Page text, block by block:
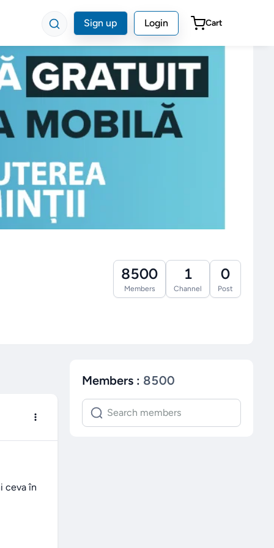
Sign up Login Cart
8500
Members
1
Channel
0
Post
ceva în
Members : 8500